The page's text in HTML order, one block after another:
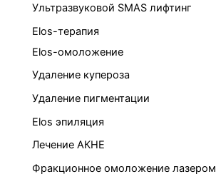
Ультразвуковой SMAS лифтинг
Elos-терапия
Elos-омоложение
Удаление купероза
Удаление пигментации
Elos эпиляция
Лечение АКНЕ
Фракционное омоложение лазером